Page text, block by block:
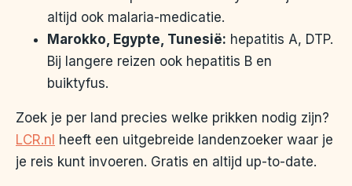
altijd ook malaria-medicatie.
Marokko, Egypte, Tunesië: hepatitis A, DTP.
Bij langere reizen ook hepatitis B en
buiktyfus.
Zoek je per land precies welke prikken nodig zijn?
LCR.nl heeft een uitgebreide landenzoeker waar je
je reis kunt invoeren. Gratis en altijd up-to-date.